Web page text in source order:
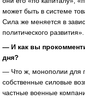
может быть в системе
Сила же меняется в
политического развития».
— И как вы
дня?
— Что ж, монополии для
собственные силовые
частные военные